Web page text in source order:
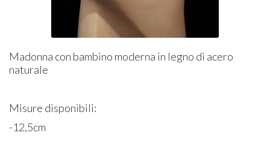
Madonna con bambino moderna in legno di acero
naturale
Misure disponibili:
-12,5cm